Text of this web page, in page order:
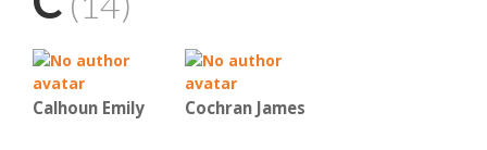
Calhoun Emily Cochran James